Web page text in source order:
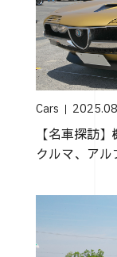
Cars
【名車探訪
クルマ、ア